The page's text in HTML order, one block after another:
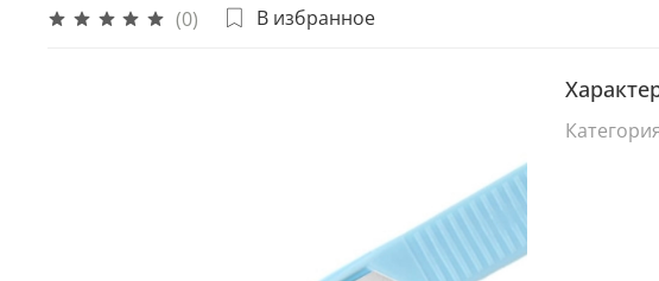
(0) В избранное